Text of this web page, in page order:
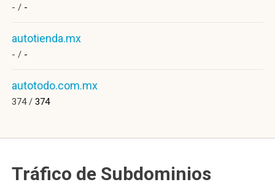
- / -
autotienda.mx
- / -
autotodo.com.mx
374 / 374
Tráfico de Subdominios